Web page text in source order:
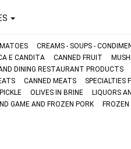
CREAMS - SOUPS -
E CANDITA CANNED FRUIT
DINING RESTAURANT PRODUCTS
CANNED MEATS SPECIALTIES
OLIVES IN BRINE LIQUORS
GAME AND FROZEN PORK FROZEN